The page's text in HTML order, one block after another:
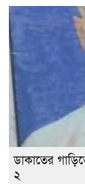
ডাকাতের
২